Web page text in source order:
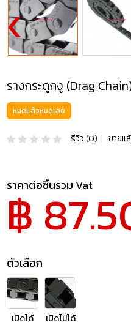
รางกระดูกงู (Drag
หมดแล้วหมดเลย
รีวิว (0) | ขายแ
ราคาต่อชิ้นรวม Vat
฿
ตัวเลือก
เปิดได้ เปิดไม่ได้